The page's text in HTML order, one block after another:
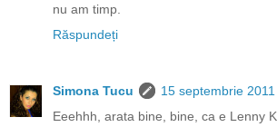
nu am timp.
Răspundeți
Simona Tucu
15 septembrie 2011
Eeehhh, arata bine, bine, ca e Lenny